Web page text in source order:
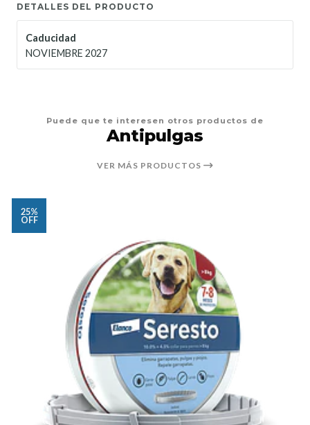
DETALLES DEL PRODUCTO
Caducidad
NOVIEMBRE 2027
Puede que te interesen otros productos de
Antipulgas
VER MÁS PRODUCTOS
25%
OFF